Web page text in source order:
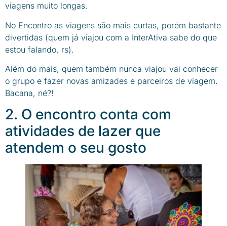
viagens muito longas.
No Encontro as viagens são mais curtas, porém bastante
divertidas (quem já viajou com a InterAtiva sabe do que
estou falando, rs).
Além do mais, quem também nunca viajou vai conhecer
o grupo e fazer novas amizades e parceiros de viagem.
Bacana, né?!
2. O encontro conta com
atividades de lazer que
atendem o seu gosto